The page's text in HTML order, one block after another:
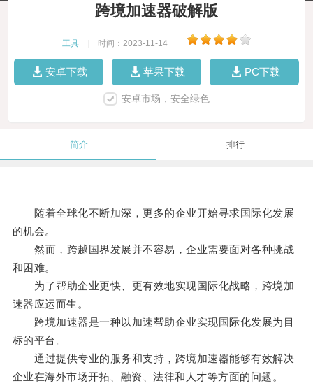
跨境加速器破解版
工具 时间：2023-11-14
安卓下载 苹果下载 PC下载
安卓市场，安全绿色
简介 排行
随着全球化不断加深，更多的企业开始寻求国际化发展
的机会。
然而，跨越国界发展并不容易，企业需要面对各种挑战
和困难。
为了帮助企业更快、更有效地实现国际化战略，跨境加
速器应运而生。
跨境加速器是一种以加速帮助企业实现国际化发展为目
标的平台。
通过提供专业的服务和支持，跨境加速器能够有效解决
企业在海外市场开拓、融资、法律和人才等方面的问题。